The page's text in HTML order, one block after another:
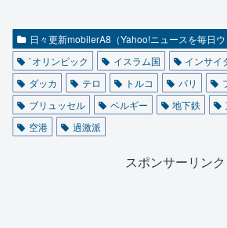
日々更新mobilerA8（Yahoo!ニュースを毎日ウ
`オリンピック
イスラム国 インサイ
ダッカ
テロ トルコ パリ
ブリュッセル
ベルギー 地下鉄
空港
過激派
スポンサーリンク